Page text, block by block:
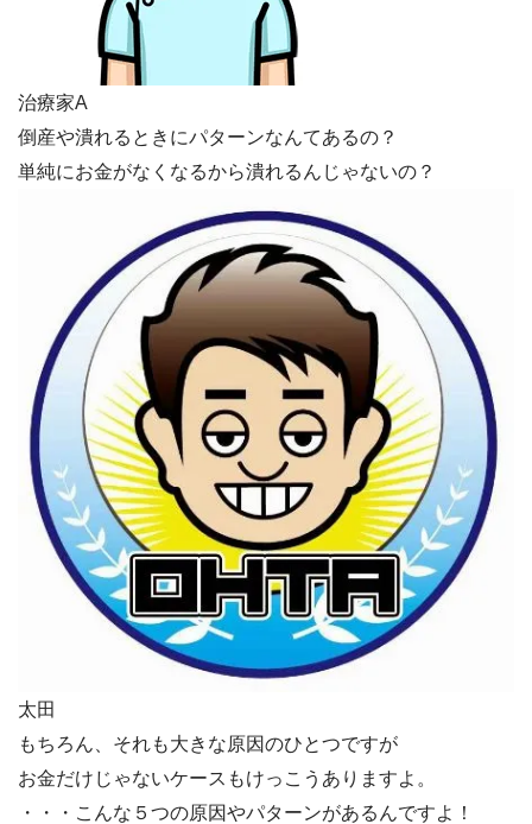
治療家A
倒産や潰れるときにパターンなんてあるの？
単純にお金がなくなるから潰れるんじゃないの？
太田
もちろん、それも大きな原因のひとつですが
お金だけじゃないケースもけっこうありますよ。
・・・こんな５つの原因やパターンがあるんですよ！